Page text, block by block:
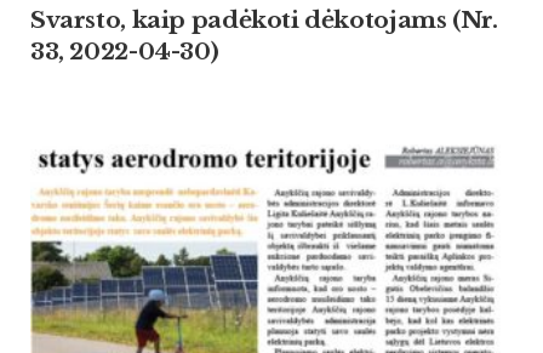
Svarsto, kaip padėkoti dėkotojams (Nr.
33, 2022-04-30)